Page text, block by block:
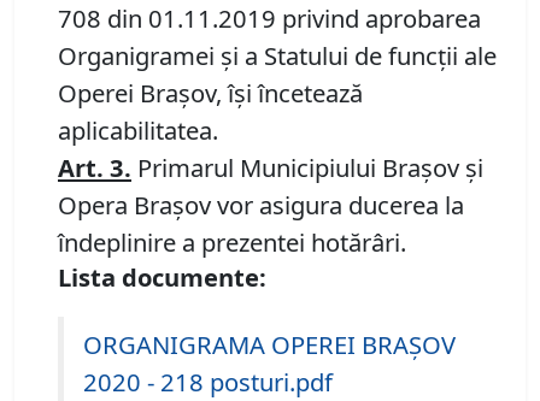
708 din 01.11.2019 privind aprobarea
Organigramei și a Statului de funcții ale
Operei Brașov, își încetează
aplicabilitatea.
Art. 3. Primarul Municipiului Braşov şi
Opera Braşov vor asigura ducerea la
îndeplinire a prezentei hotărâri.
Lista documente:
ORGANIGRAMA OPEREI BRAŞOV
2020 - 218 posturi.pdf